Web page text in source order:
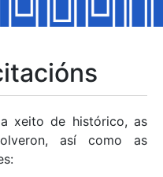
xeito de histórico, as
así como as